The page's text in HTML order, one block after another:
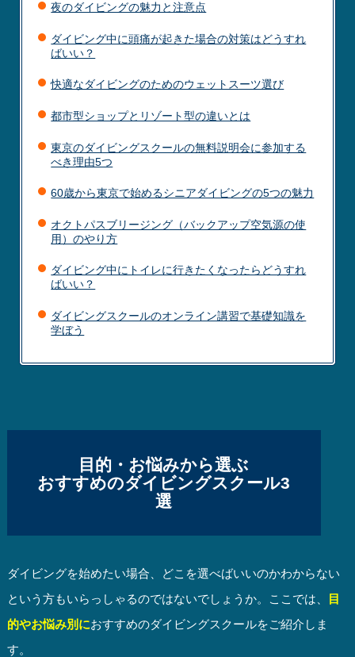
夜のダイビングの魅力と注意点
ダイビング中に頭痛が起きた場合の対策はどうすれ
ばいい？
快適なダイビングのためのウェットスーツ選び
都市型ショップとリゾート型の違いとは
東京のダイビングスクールの無料説明会に参加する
べき理由5つ
60歳から東京で始めるシニアダイビングの5つの魅力
オクトパスブリージング（バックアップ空気源の使
用）のやり方
ダイビング中にトイレに行きたくなったらどうすれ
ばいい？
ダイビングスクールのオンライン講習で基礎知識を
学ぼう
目的・お悩みから選ぶ
おすすめのダイビングスクール3
選
ダイビングを始めたい場合、どこを選べばいいのかわからない
という方もいらっしゃるのではないでしょうか。ここでは、
目
的やお悩み別におすすめのダイビングスクールをご紹介しま
す。